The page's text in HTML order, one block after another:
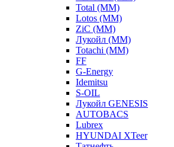
Total (ММ)
Lotos (ММ)
ZiC (ММ)
Лукойл (ММ)
Totachi (MM)
FF
G-Energy
Idemitsu
S-OIL
Лукойл GENESIS
AUTOBACS
Lubrex
HYUNDAI XTeer